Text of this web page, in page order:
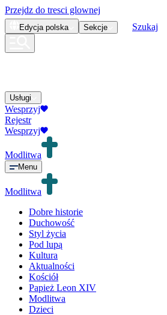
Przejdz do tresci glownej
Edycja polska Sekcje Szukaj
Usługi
Wesprzyj
Rejestr
Wesprzyj
Modlitwa
Menu
Modlitwa
Dobre historie
Duchowość
Styl życia
Pod lupą
Kultura
Aktualności
Kościół
Papież Leon XIV
Modlitwa
Dzieci